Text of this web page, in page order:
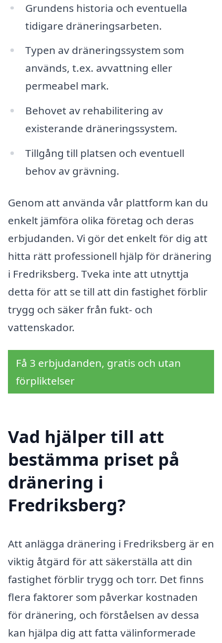
Grundens historia och eventuella
tidigare dräneringsarbeten.
Typen av dräneringssystem som
används, t.ex. avvattning eller
permeabel mark.
Behovet av rehabilitering av
existerande dräneringssystem.
Tillgång till platsen och eventuell
behov av grävning.
Genom att använda vår plattform kan du
enkelt jämföra olika företag och deras
erbjudanden. Vi gör det enkelt för dig att
hitta rätt professionell hjälp för dränering
i Fredriksberg. Tveka inte att utnyttja
detta för att se till att din fastighet förblir
trygg och säker från fukt- och
vattenskador.
Få 3 erbjudanden, gratis och utan
förpliktelser
Vad hjälper till att
bestämma priset på
dränering i
Fredriksberg?
Att anlägga dränering i Fredriksberg är en
viktig åtgärd för att säkerställa att din
fastighet förblir trygg och torr. Det finns
flera faktorer som påverkar kostnaden
för dränering, och förståelsen av dessa
kan hjälpa dig att fatta välinformerade